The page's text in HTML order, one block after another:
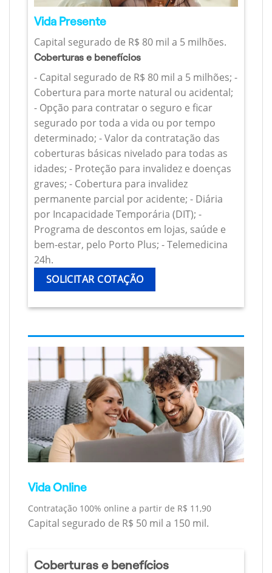
Vida Presente
Capital segurado de R$ 80 mil a 5 milhões.
Coberturas e benefícios
- Capital segurado de R$ 80 mil a 5 milhões; -
Cobertura para morte natural ou acidental;
- Opção para contratar o seguro e ficar
segurado por toda a vida ou por tempo
determinado; - Valor da contratação das
coberturas básicas nivelado para todas as
idades; - Proteção para invalidez e doenças
graves; - Cobertura para invalidez
permanente parcial por acidente; - Diária
por Incapacidade Temporária (DIT); -
Programa de descontos em lojas, saúde e
bem-estar, pelo Porto Plus; - Telemedicina
24h.
SOLICITAR COTAÇÃO
Vida Online
Contratação 100% online a partir de R$ 11,90
Capital segurado de R$ 50 mil a 150 mil.
Coberturas e benefícios